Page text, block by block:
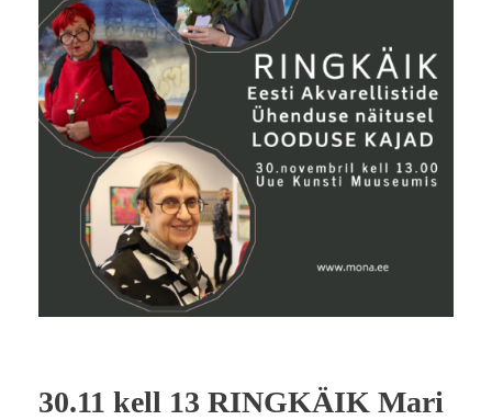
30.11 kell 13 RINGKÄIK Mari